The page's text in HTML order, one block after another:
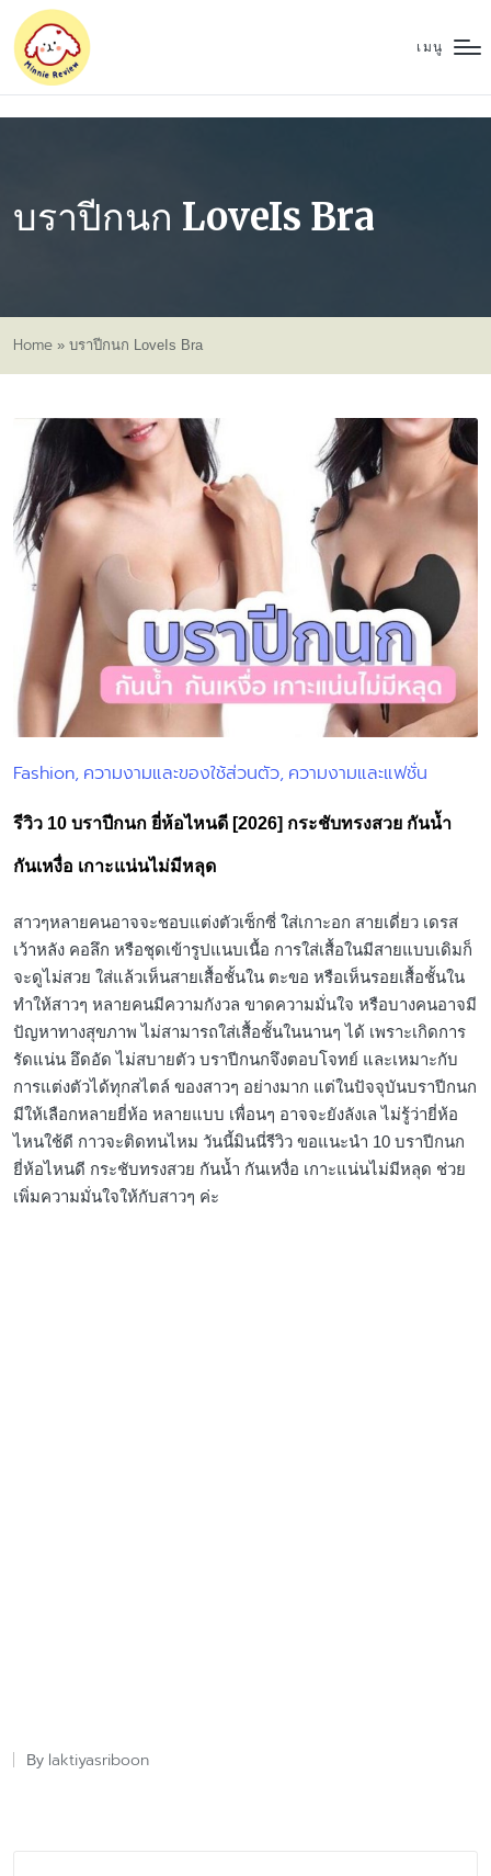
เมนู
บราปีกนก LoveIs Bra
Home » บราปีกนก LoveIs Bra
Posted
Fashion ความงามและของใช้ส่วนตัว ความงามและแฟชั่น
รีวิว 10 บราปีกนก ยี่ห้อไหนดี [2026] กระชับทรงสวย กันน้ำ
กันเหงื่อ เกาะแน่นไม่มีหลุด
สาวๆหลายคนอาจจะชอบแต่งตัวเซ็กซี่ ใส่เกาะอก สายเดี่ยว เดรส
เว้าหลัง คอลึก หรือชุดเข้ารูปแนบเนื้อ การใส่เสื้อในมีสายแบบเดิมก็
จะดูไม่สวย ใส่แล้วเห็นสายเสื้อชั้นใน ตะขอ หรือเห็นรอยเสื้อชั้นใน
ทำให้สาวๆ หลายคนมีความกังวล ขาดความมั่นใจ หรือบางคนอาจมี
ปัญหาทางสุขภาพ ไม่สามารถใส่เสื้อชั้นในนานๆ ได้ เพราะเกิดการ
รัดแน่น อึดอัด ไม่สบายตัว บราปีกนกจึงตอบโจทย์ และเหมาะกับ
การแต่งตัวได้ทุกสไตล์ ของสาวๆ อย่างมาก แต่ในปัจจุบันบราปีกนก
มีให้เลือกหลายยี่ห้อ หลายแบบ เพื่อนๆ อาจจะยังลังเล ไม่รู้ว่ายี่ห้อ
ไหนใช้ดี กาวจะติดทนไหม วันนี้มินนี่รีวิว ขอแนะนำ 10 บราปีกนก
ยี่ห้อไหนดี กระชับทรงสวย กันน้ำ กันเหงื่อ เกาะแน่นไม่มีหลุด ช่วย
เพิ่มความมั่นใจให้กับสาวๆ ค่ะ
Posted
By laktiyasriboon